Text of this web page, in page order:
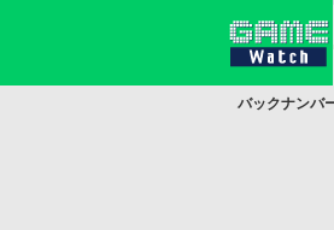
バックナンバ